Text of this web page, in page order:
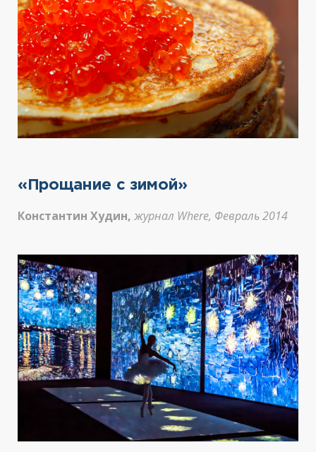
«Прощание с зимой»
Константин Худин, журнал Where, Февраль 2014